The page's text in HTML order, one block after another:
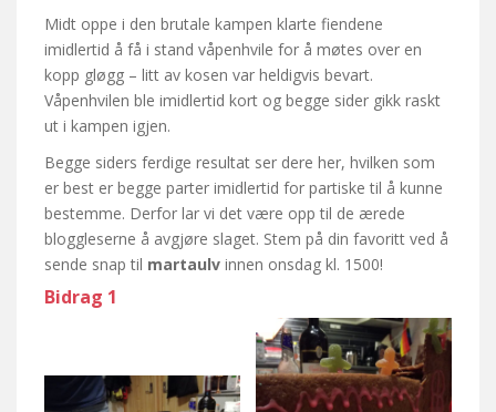
Midt oppe i den brutale kampen klarte fiendene
imidlertid å få i stand våpenhvile for å møtes over en
kopp gløgg – litt av kosen var heldigvis bevart.
Våpenhvilen ble imidlertid kort og begge sider gikk raskt
ut i kampen igjen.
Begge siders ferdige resultat ser dere her, hvilken som
er best er begge parter imidlertid for partiske til å kunne
bestemme. Derfor lar vi det være opp til de ærede
bloggleserne å avgjøre slaget. Stem på din favoritt ved å
sende snap til martaulv innen onsdag kl. 1500!
Bidrag 1